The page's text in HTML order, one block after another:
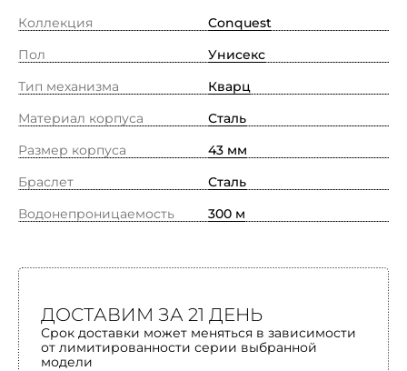
Коллекция
Conquest
Пол
Унисекс
Тип механизма
Кварц
Материал корпуса
Сталь
Размер корпуса
43 мм
Браслет
Сталь
Водонепроницаемость
300 м
ДОСТАВИМ ЗА 21 ДЕНЬ
Срок доставки может меняться в зависимости
от лимитированности серии выбранной
модели